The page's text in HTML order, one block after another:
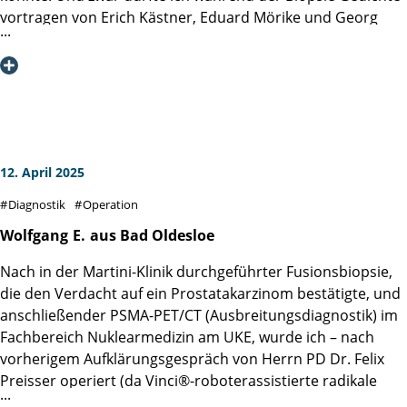
vortragen von Erich Kästner, Eduard Mörike und Georg
Trakl. Das lenkte mich ab und die Damen waren so
begeistert, wie es ein Rezitator von Gedichten gerne hat.
12. April 2025
Diagnostik Operation
Wolfgang E. aus Bad Oldesloe
Nach in der Martini-Klinik durchgeführter Fusionsbiopsie,
die den Verdacht auf ein Prostatakarzinom bestätigte, und
anschließender PSMA-PET/CT (Ausbreitungsdiagnostik) im
Fachbereich Nuklearmedizin am UKE, wurde ich ­– nach
vorherigem Aufklärungsgespräch von Herrn PD Dr. Felix
Preisser operiert (da Vinci®-roboterassistierte radikale
Prostatektomie). Über den problemlosen Verlauf der